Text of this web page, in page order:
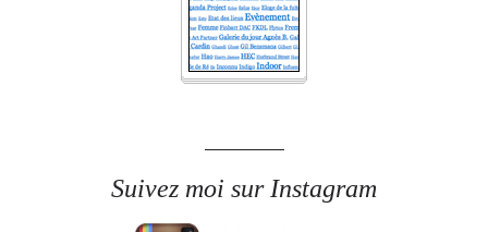
Suivez moi sur Instagram